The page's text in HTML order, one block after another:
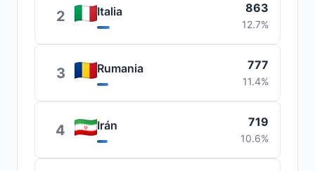
2 Italia 863
12.7%
3 Rumania 777
11.4%
4 Irán 719
10.6%